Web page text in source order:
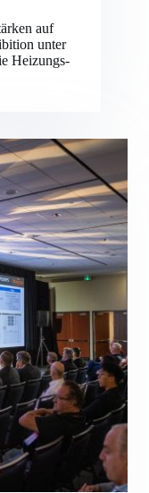
auf
unter
Heizungs-